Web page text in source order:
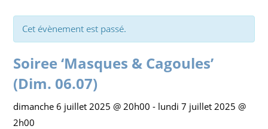
Cet évènement est passé.
Soiree ‘Masques & Cagoules’
(Dim. 06.07)
dimanche 6 juillet 2025 @ 20h00 - lundi 7 juillet 2025 @
2h00